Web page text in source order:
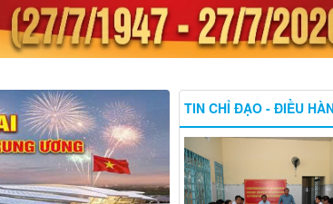
TIN CHỈ ĐẠO - ĐIỀU